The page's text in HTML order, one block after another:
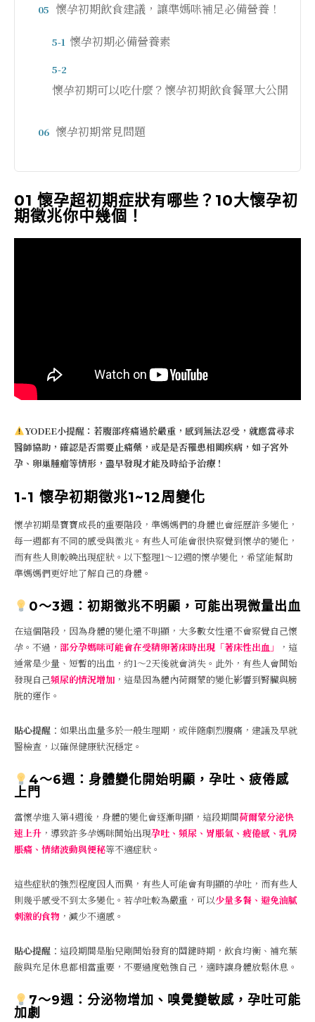
05 懷孕初期飲食建議，讓準媽咪補足必備營養！
5-1 懷孕初期必備營養素
5-2
懷孕初期可以吃什麼？懷孕初期飲食餐單大公開
06 懷孕初期常見問題
01 懷孕超初期症狀有哪些？10大懷孕初
期徵兆你中幾個！
YODEE小提醒：若腹部疼痛過於嚴重，感到無法忍受，就應當尋求
醫師協助，確認是否需要止痛藥，或是是否罹患相關疾病，如子宮外
孕、卵巢腫瘤等情形，盡早發現才能及時給予治療！
1-1 懷孕初期徵兆1~12周變化
懷孕初期是寶寶成長的重要階段，準媽媽們的身體也會經歷許多變化，
每一週都有不同的感受與徵兆。有些人可能會很快察覺到懷孕的變化，
而有些人則較晚出現症狀。以下整理1～12週的懷孕變化，希望能幫助
準媽媽們更好地了解自己的身體。
0～3週：初期徵兆不明顯，可能出現微量出血
在這個階段，因為身體的變化還不明顯，大多數女性還不會察覺自己懷
孕。不過， 部分孕媽咪可能會在受精卵著床時出現「著床性出血」
，這
通常是少量、短暫的出血，約1～2天後就會消失。此外，有些人會開始
發現自己頻尿的情況增加 ，這是因為體內荷爾蒙的變化影響到腎臟與膀
胱的運作。
貼心提醒 ：如果出血量多於一般生理期，或伴隨劇烈腹痛，建議及早就
醫檢查，以確保健康狀況穩定。
4～6週：身體變化開始明顯，孕吐、疲倦感
上門
當懷孕進入第4週後，身體的變化會逐漸明顯，這段期間荷爾蒙分泌快
速上升 ，導致許多孕媽咪開始出現孕吐、頻尿、胃脹氣、疲倦感、乳房
脹痛、情緒波動與便秘等不適症狀。
這些症狀的強烈程度因人而異，有些人可能會有明顯的孕吐，而有些人
則幾乎感受不到太多變化。若孕吐較為嚴重，可以少量多餐、避免油膩
刺激的食物 ，減少不適感。
貼心提醒 ：這段期間是胎兒剛開始發育的關鍵時期，飲食均衡、補充葉
酸與充足休息都相當重要，不要過度勉強自己，適時讓身體放鬆休息。
7～9週：分泌物增加、嗅覺變敏感，孕吐可能
加劇